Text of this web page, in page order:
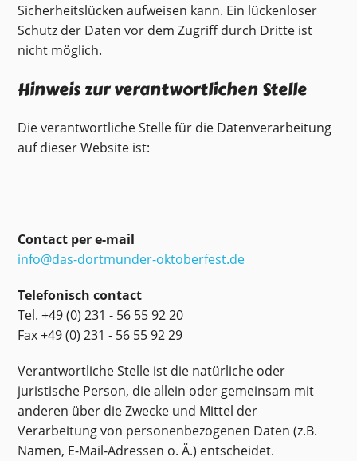
Sicherheitslücken aufweisen kann. Ein lückenloser
Schutz der Daten vor dem Zugriff durch Dritte ist
nicht möglich.
Hinweis zur verantwortlichen Stelle
Die verantwortliche Stelle für die Datenverarbeitung
auf dieser Website ist:
Contact per e-mail
info@das-dortmunder-oktoberfest.de
Telefonisch contact
Tel. +49 (0) 231 - 56 55 92 20
Fax +49 (0) 231 - 56 55 92 29
Verantwortliche Stelle ist die natürliche oder
juristische Person, die allein oder gemeinsam mit
anderen über die Zwecke und Mittel der
Verarbeitung von personenbezogenen Daten (z.B.
Namen, E-Mail-Adressen o. Ä.) entscheidet.